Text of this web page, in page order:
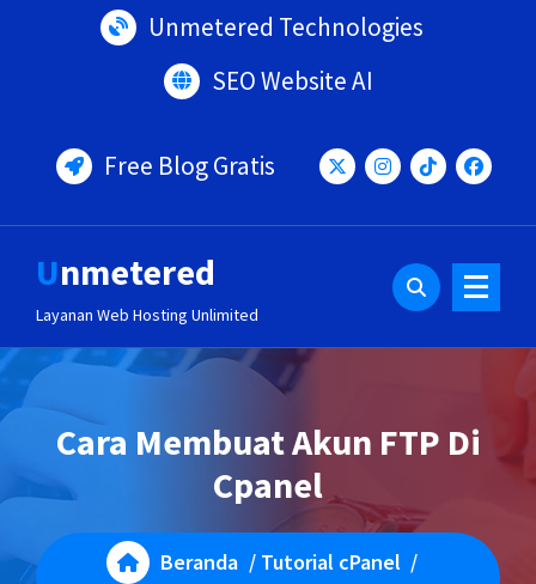
Unmetered Technologies
SEO Website AI
Free Blog Gratis
Unmetered
Layanan Web Hosting Unlimited
Cara Membuat Akun FTP Di
Cpanel
Beranda / Tutorial cPanel /